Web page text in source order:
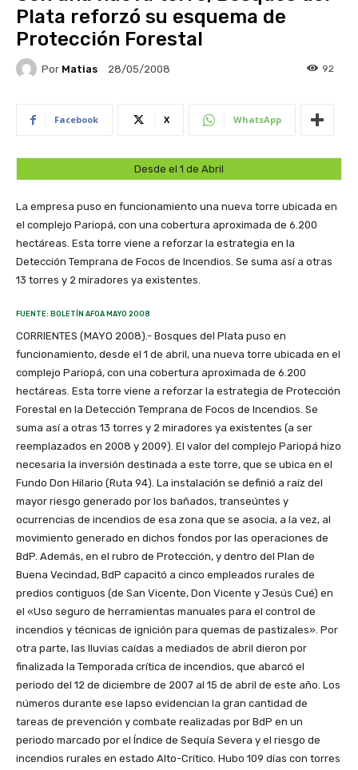
Plata reforzó su esquema de
Protección Forestal
Por Matias 28/05/2008 92
Facebook X WhatsApp
Desde el 1 de Abril
La empresa puso en funcionamiento una nueva torre ubicada en
el complejo Pariopá, con una cobertura aproximada de 6.200
hectáreas. Esta torre viene a reforzar la estrategia en la
Detección Temprana de Focos de Incendios. Se suma así a otras
13 torres y 2 miradores ya existentes.
FUENTE: BOLETÍN AFOA MAYO 2008
CORRIENTES (MAYO 2008).- Bosques del Plata puso en
funcionamiento, desde el 1 de abril, una nueva torre ubicada en el
complejo Pariopá, con una cobertura aproximada de 6.200
hectáreas. Esta torre viene a reforzar la estrategia de Protección
Forestal en la Detección Temprana de Focos de Incendios. Se
suma así a otras 13 torres y 2 miradores ya existentes (a ser
reemplazados en 2008 y 2009). El valor del complejo Pariopá hizo
necesaria la inversión destinada a este torre, que se ubica en el
Fundo Don Hilario (Ruta 94). La instalación se definió a raíz del
mayor riesgo generado por los bañados, transeúntes y
ocurrencias de incendios de esa zona que se asocia, a la vez, al
movimiento generado en dichos fondos por las operaciones de
BdP. Además, en el rubro de Protección, y dentro del Plan de
Buena Vecindad, BdP capacitó a cinco empleados rurales de
predios contiguos (de San Vicente, Don Vicente y Jesús Cué) en
el «Uso seguro de herramientas manuales para el control de
incendios y técnicas de ignición para quemas de pastizales». Por
otra parte, las lluvias caídas a mediados de abril dieron por
finalizada la Temporada crítica de incendios, que abarcó el
periodo del 12 de diciembre de 2007 al 15 de abril de este año. Los
números durante ese lapso evidencian la gran cantidad de
tareas de prevención y combate realizadas por BdP en un
periodo marcado por el Índice de Sequía Severa y el riesgo de
incendios rurales en estado Alto-Crítico. Hubo 109 días con torres